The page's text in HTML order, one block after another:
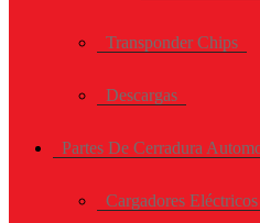
Transponder Chips
Descargas
Partes De Cerradura
Cargadores